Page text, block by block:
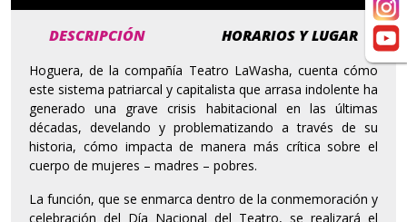
DESCRIPCIÓN HORARIOS Y LUGAR
Hoguera, de la compañía Teatro LaWasha, cuenta cómo
este sistema patriarcal y capitalista que arrasa indolente ha
generado una grave crisis habitacional en las últimas
décadas, develando y problematizando a través de su
historia, cómo impacta de manera más crítica sobre el
cuerpo de mujeres – madres – pobres.
La función, que se enmarca dentro de la conmemoración y
celebración del Día Nacional del Teatro, se realizará el